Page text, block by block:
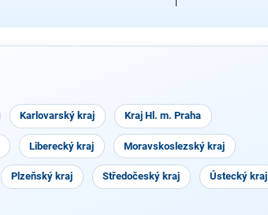
Karlovarský kraj Kraj Hl. m. Praha
Liberecký kraj Moravskoslezský kraj
Plzeňský kraj Středočeský kraj Ústecký kraj